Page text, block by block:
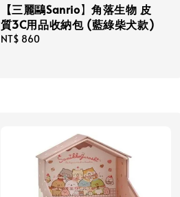
【三麗鷗Sanrio】角落生物 皮
質3C用品收納包 (藍綠柴犬款)
Regular
NT$ 860